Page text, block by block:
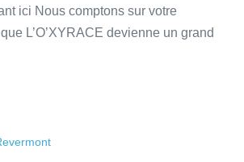
ici Nous comptons sur votre
L’O’XYRACE devienne un grand